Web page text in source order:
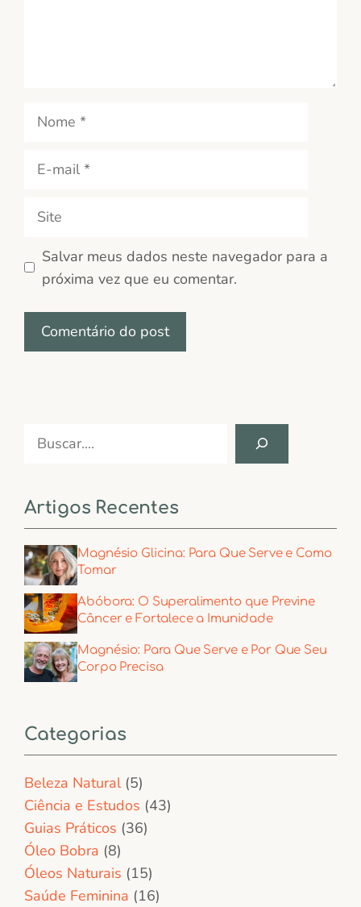
Nome
E-
Site
Salvar meus dados neste navegador para a
próxima vez que eu comentar.
Search
Artigos Recentes
Magnésio Glicina: Para Que Serve e Como
Tomar
Abóbora: O Superalimento que Previne
Câncer e Fortalece a Imunidade
Magnésio: Para Que Serve e Por Que Seu
Corpo Precisa
Categorias
Beleza Natural(5)
Ciência e Estudos (43)
Guias Práticos (36)
Óleo Bobra (8)
Óleos Naturais (15)
Saúde Feminina (16)